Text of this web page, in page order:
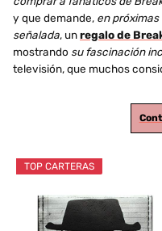
y que demande, en
señalada, unregalo de
mostrando su fascinación
televisión, que muchos
TOP CARTERAS